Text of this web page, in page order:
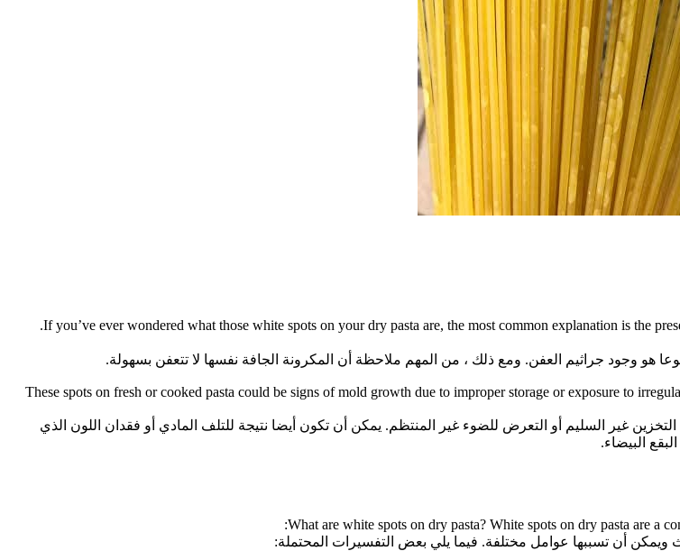
If you’ve ever wondered what those white spots on your dry pasta are, the most common explanation is the
هو وجود جراثيم العفن. ومع ذلك ، من المهم ملاحظة أن المكرونة الجافة نفسها لا تتعفن بسهولة.
These spots on fresh or cooked pasta could be signs of mold growth due to improper storage or exposure to
غير السليم أو التعرض للضوء غير المنتظم. يمكن أن تكون أيضا نتيجة للتلف المادي أو فقدان اللون الذي
البيضاء.
What are white spots on dry pasta? White spots on dry pasta are a
ويمكن أن تسببها عوامل مختلفة. فيما يلي بعض التفسيرات المحتملة: